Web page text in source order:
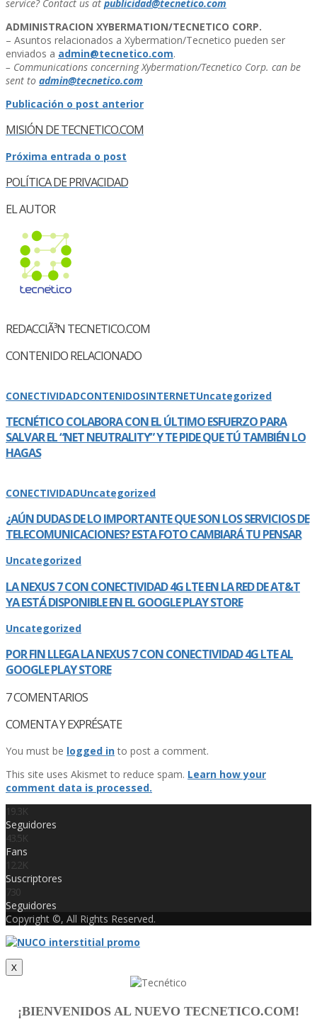
service? Contact us at publicidad@tecnetico.com
ADMINISTRACION XYBERMATION/TECNETICO CORP.
– Asuntos relacionados a Xybermation/Tecnetico pueden ser
enviados a admin@tecnetico.com.
– Communications concerning Xybermation/Tecnetico Corp. can be
sent to admin@tecnetico.com
Publicación o post anterior
MISIÓN DE TECNETICO.COM
Próxima entrada o post
POLÍ­TICA DE PRIVACIDAD
EL AUTOR
REDACCIÃ³N TECNETICO.COM
CONTENIDO RELACIONADO
CONECTIVIDADCONTENIDOSINTERNETUncategorized
TECNÉTICO COLABORA CON EL ÚLTIMO ESFUERZO PARA
SALVAR EL “NET NEUTRALITY” Y TE PIDE QUE TÚ TAMBIÉN LO
HAGAS
CONECTIVIDADUncategorized
¿AÚN DUDAS DE LO IMPORTANTE QUE SON LOS SERVICIOS DE
TELECOMUNICACIONES? ESTA FOTO CAMBIARÁ TU PENSAR
Uncategorized
LA NEXUS 7 CON CONECTIVIDAD 4G LTE EN LA RED DE AT&T
YA ESTÁ DISPONIBLE EN EL GOOGLE PLAY STORE
Uncategorized
POR FIN LLEGA LA NEXUS 7 CON CONECTIVIDAD 4G LTE AL
GOOGLE PLAY STORE
7COMENTARIOS
COMENTA Y EXPRÉSATE
You must be logged into post a comment.
This site uses Akismet to reduce spam. Learn how your
comment data is processed.
19.3K
Seguidores
43.5K
Fans
12.2K
Suscriptores
730
Seguidores
Copyright ©, All Rights Reserved.
X
¡BIENVENIDOS AL NUEVO TECNETICO.COM!